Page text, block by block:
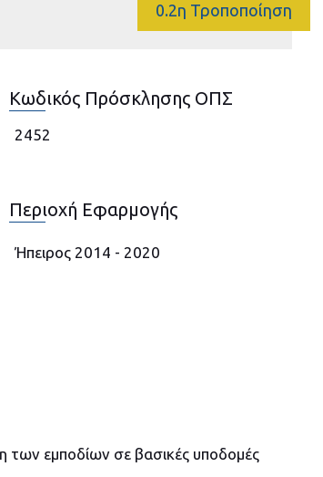
0.2η Τροποποίηση
Κωδικός Πρόσκλησης ΟΠΣ
2452
Περιοχή Εφαρμογής
Ήπειρος 2014 - 2020
εμποδίων σε βασικές υποδομές